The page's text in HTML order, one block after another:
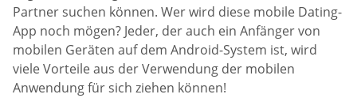
Partner suchen können. Wer wird diese mobile Dating-
App noch mögen? Jeder, der auch ein Anfänger von
mobilen Geräten auf dem Android-System ist, wird
viele Vorteile aus der Verwendung der mobilen
Anwendung für sich ziehen können!